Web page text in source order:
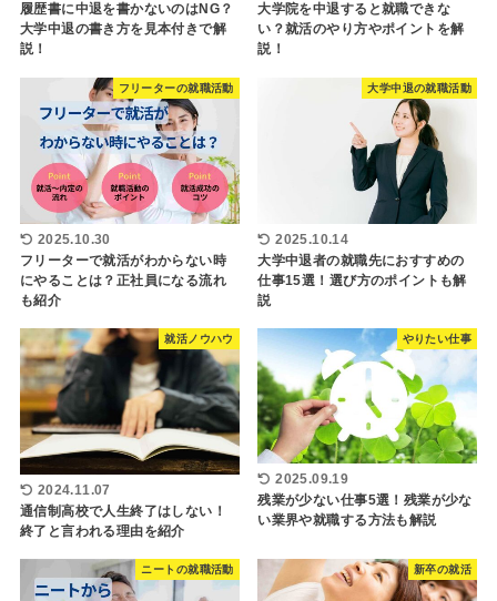
履歴書に中退を書かないのはNG？
大学中退の書き方を見本付きで解
説！
大学院を中退すると就職できな
い？就活のやり方やポイントを解
説！
フリーターの就職活動
2025.10.30
フリーターで就活がわからない時
にやることは？正社員になる流れ
も紹介
大学中退の就職活動
2025.10.14
大学中退者の就職先におすすめの
仕事15選！選び方のポイントも解
説
就活ノウハウ
2024.11.07
通信制高校で人生終了はしない！
終了と言われる理由を紹介
やりたい仕事
2025.09.19
残業が少ない仕事5選！残業が少な
い業界や就職する方法も解説
ニートの就職活動 新卒の就活